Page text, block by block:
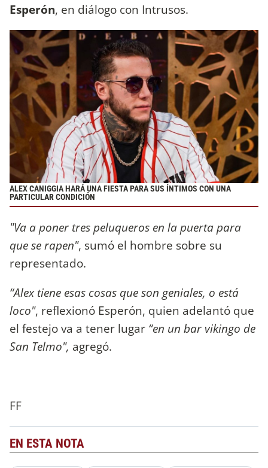
Esperón, en diálogo con Intrusos.
ALEX CANIGGIA HARÁ UNA FIESTA PARA SUS ÍNTIMOS CON UNA
PARTICULAR CONDICIÓN
"Va a poner tres peluqueros en la puerta para
que se rapen", sumó el hombre sobre su
representado.
“Alex tiene esas cosas que son geniales, o está
loco", reflexionó Esperón, quien adelantó que
el festejo va a tener lugar “en un bar vikingo de
San Telmo", agregó.
FF
EN ESTA NOTA